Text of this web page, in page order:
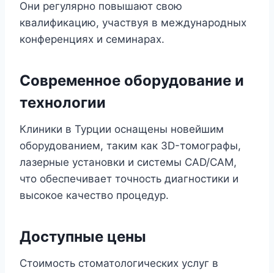
Они регулярно повышают свою
квалификацию, участвуя в международных
конференциях и семинарах.
Современное оборудование и
технологии
Клиники в Турции оснащены новейшим
оборудованием, таким как 3D-томографы,
лазерные установки и системы CAD/CAM,
что обеспечивает точность диагностики и
высокое качество процедур.
Доступные цены
Стоимость стоматологических услуг в